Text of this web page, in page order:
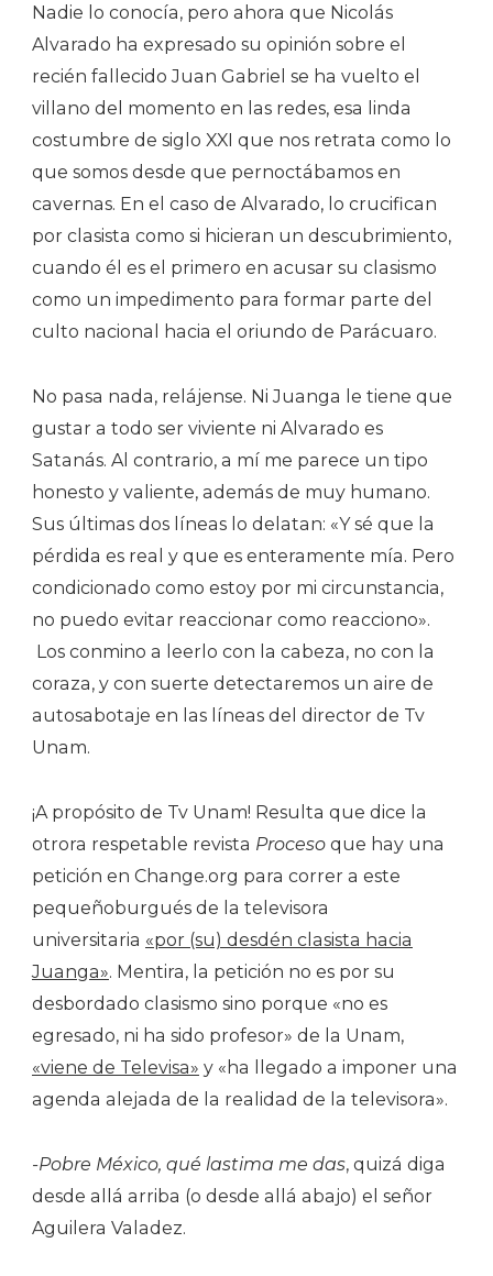
Nadie lo conocía, pero ahora que Nicolás
Alvarado ha expresado su opinión sobre el
recién fallecido Juan Gabriel se ha vuelto el
villano del momento en las redes, esa linda
costumbre de siglo XXI que nos retrata como lo
que somos desde que pernoctábamos en
cavernas. En el caso de Alvarado, lo crucifican
por clasista como si hicieran un descubrimiento,
cuando él es el primero en acusar su clasismo
como un impedimento para formar parte del
culto nacional hacia el oriundo de Parácuaro.
No pasa nada, relájense. Ni Juanga le tiene que
gustar a todo ser viviente ni Alvarado es
Satanás. Al contrario, a mí me parece un tipo
honesto y valiente, además de muy humano.
Sus últimas dos líneas lo delatan: «Y sé que la
pérdida es real y que es enteramente mía. Pero
condicionado como estoy por mi circunstancia,
no puedo evitar reaccionar como reacciono».
Los conmino a leerlo con la cabeza, no con la
coraza, y con suerte detectaremos un aire de
autosabotaje en las líneas del director de Tv
Unam.
¡A propósito de Tv Unam! Resulta que dice la
otrora respetable revista Proceso que hay una
petición en Change.org para correr a este
pequeñoburgués de la televisora
universitaria «por (su) desdén clasista hacia
Juanga». Mentira, la petición no es por su
desbordado clasismo sino porque «no es
egresado, ni ha sido profesor» de la Unam,
«viene de Televisa» y «ha llegado a imponer una
agenda alejada de la realidad de la televisora».
-Pobre México, qué lastima me das, quizá diga
desde allá arriba (o desde allá abajo) el señor
Aguilera Valadez.